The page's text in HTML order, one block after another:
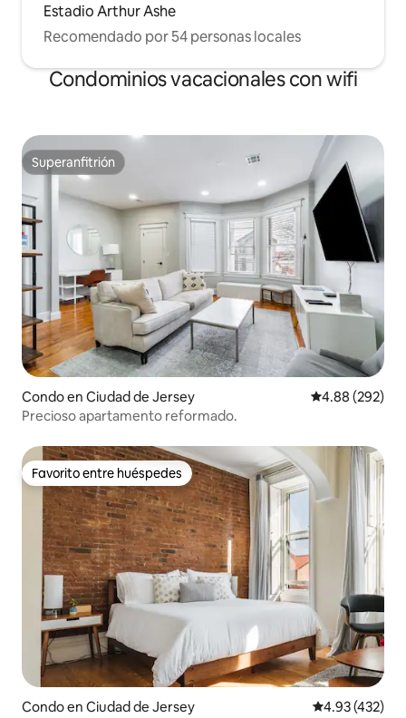
Estadio Arthur Ashe
Recomendado por 54 personas locales
Condominios vacacionales con wifi
Superanfitrión
Superanfitrión
Condo en Ciudad de Jersey Calificación
4.88 (292)
Precioso apartamento reformado.
Favorito entre huéspedes
Favorito entre huéspedes
Condo en Ciudad de Jersey Calificación
4.93 (432)